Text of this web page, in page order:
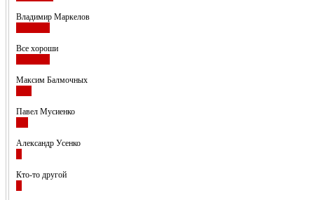
Владимир Маркелов
Все хороши
Максим Балмочных
Павел Мусиенко
Александр Усенко
Кто-то другой